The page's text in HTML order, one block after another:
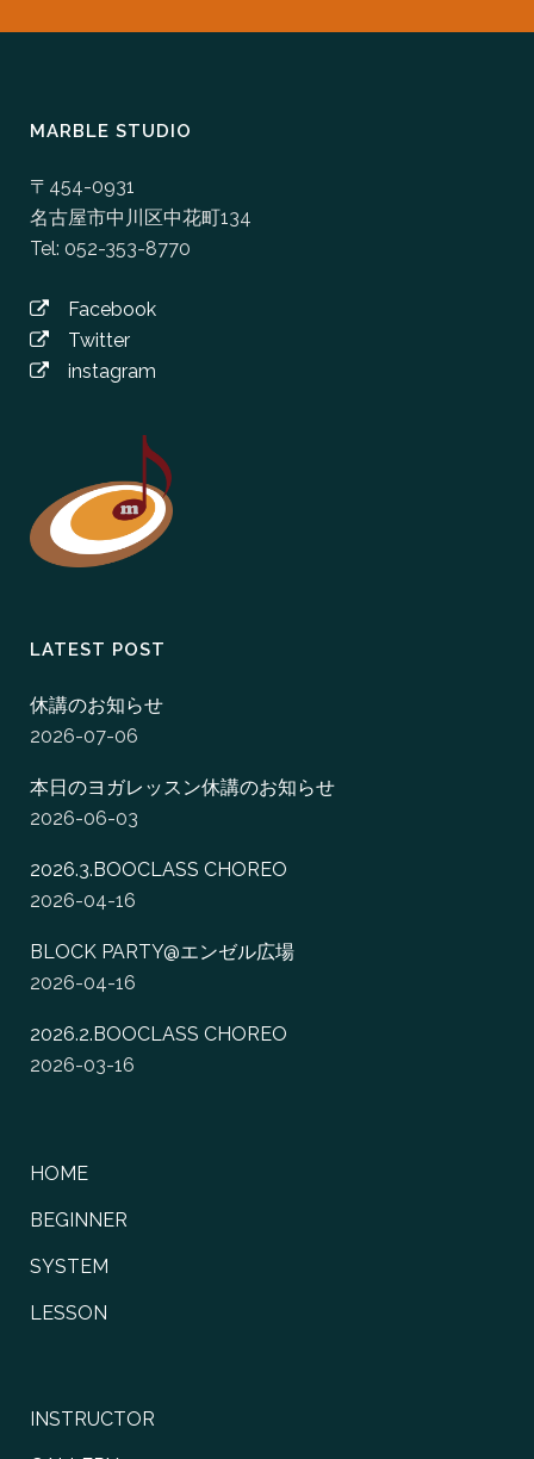
MARBLE STUDIO
〒454-0931
名古屋市中川区中花町134
Tel: 052-353-8770
Facebook
Twitter
instagram
LATEST POST
休講のお知らせ
2026-07-06
本日のヨガレッスン休講のお知らせ
2026-06-03
2026.3.BOOCLASS CHOREO
2026-04-16
BLOCK PARTY@エンゼル広場
2026-04-16
2026.2.BOOCLASS CHOREO
2026-03-16
HOME
BEGINNER
SYSTEM
LESSON
INSTRUCTOR